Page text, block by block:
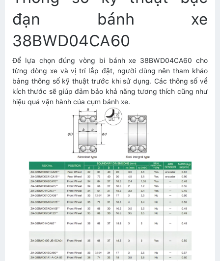
đạn bánh xe
38BWD04CA60
Để lựa chọn đúng vòng bi bánh xe 38BWD04CA60 cho
từng dòng xe và vị trí lắp đặt, người dùng nên tham khảo
bảng thông số kỹ thuật trước khi sử dụng. Các thông số về
kích thước sẽ giúp đảm bảo khả năng tương thích cũng như
hiệu quả vận hành của cụm bánh xe.